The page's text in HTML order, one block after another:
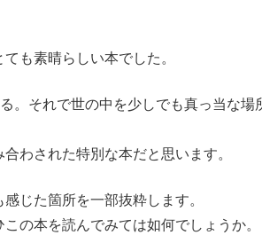
も素晴らしい本でした。
。それで世の中を少しでも真っ当な場
わされた特別な本だと思います。
じた箇所を一部抜粋します。
の本を読んでみては如何でしょうか。